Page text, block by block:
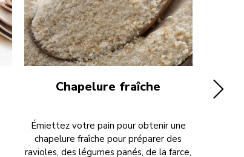
Chapelure fraîche
Émiettez votre pain pour obtenir une
chapelure fraîche pour préparer des
ravioles, des légumes panés, de la farce,